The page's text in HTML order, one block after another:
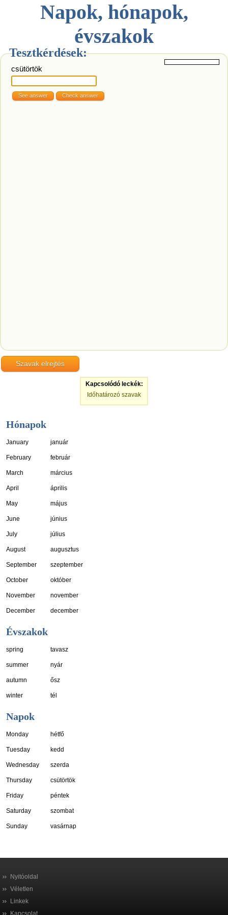
Napok, hónapok,
évszakok
Tesztkérdések:
csütörtök
Kapcsolódó leckék:
Időhatározó szavak
Hónapok
January január
February február
March március
April április
May május
June június
July július
August augusztus
September szeptember
October október
November november
December december
Évszakok
spring tavasz
summer nyár
autumn ősz
winter tél
Napok
Monday hétfő
Tuesday kedd
Wednesday szerda
Thursday csütörtök
Friday péntek
Saturday szombat
Sunday vasárnap
Nyitóoldal
Véletlen
Linkek
Kapcsolat